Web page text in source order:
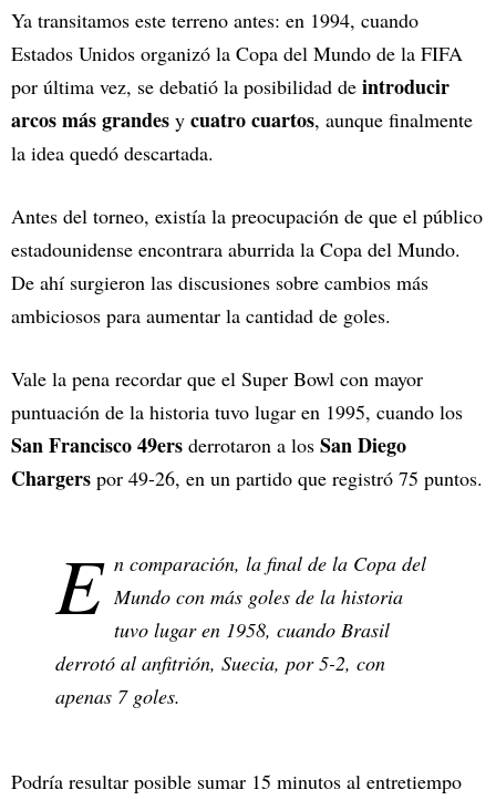
Ya transitamos este terreno antes: en 1994, cuando
Estados Unidos organizó la Copa del Mundo de la FIFA
por última vez, se debatió la posibilidad de introducir
arcos más grandes y cuatro cuartos, aunque finalmente
la idea quedó descartada.
Antes del torneo, existía la preocupación de que el público
estadounidense encontrara aburrida la Copa del Mundo.
De ahí surgieron las discusiones sobre cambios más
ambiciosos para aumentar la cantidad de goles.
Vale la pena recordar que el Super Bowl con mayor
puntuación de la historia tuvo lugar en 1995, cuando los
San Francisco 49ers derrotaron a los San Diego
Chargers por 49-26, en un partido que registró 75 puntos.
E n comparación, la final de la Copa del
Mundo con más goles de la historia
tuvo lugar en 1958, cuando Brasil
derrotó al anfitrión, Suecia, por 5-2, con
apenas 7 goles.
Podría resultar posible sumar 15 minutos al entretiempo